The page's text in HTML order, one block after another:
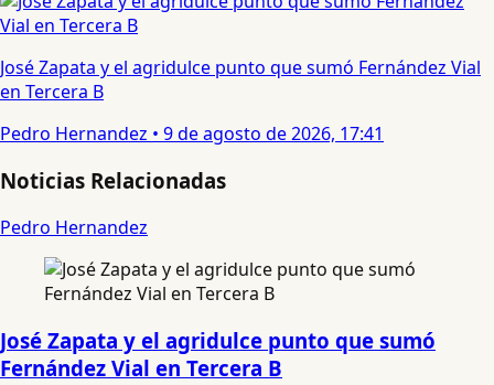
José Zapata y el agridulce punto que sumó Fernández Vial
en Tercera B
Pedro Hernandez • 9 de agosto de 2026, 17:41
Noticias Relacionadas
Pedro Hernandez
José Zapata y el agridulce punto que sumó
Fernández Vial en Tercera B